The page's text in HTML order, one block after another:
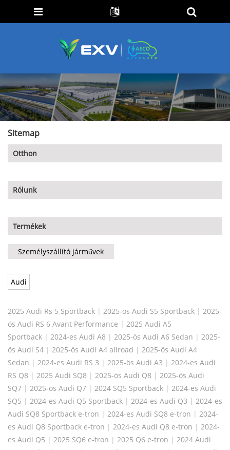
Sitemap
Otthon
Rólunk
Termékek
Személyszállító járművek
Audi
2025 Audi Rs 5 Sportback | 2025-ös Audi S5 Sportback | 2025-
ös Audi RS 6 Avant Performance | 2025 Audi A5
Sportback | 2024-es Audi A8 | 2025-ös Audi A6 Sedan | 2025-
ös Audi S4 | 2025-ös Audi A4 allroad | 2025-ös Audi A4
Sedan | 2024-es Audi RS 3 | 2025-ös Audi A3 | 2024-es Audi
RS Q8 | 2025 Audi SQ8 | 2025-ös Audi Q8 | 2025-ös Audi
SQ7 | 2025-ös Audi Q7 | 2024 SQ5 Sportback | 2024-es Audi
SQ5 | 2024-es Audi Q5 Sportback | 2024-es Audi Q3 | 2024-es
Audi SQ8 Sportback e-tron | 2024-es Audi SQ8 e-tron | 2024-
es Audi Q8 Sportback e-tron | 2024-es Audi Q8 e-tron | 2024-
es Audi Q5 | 2025 SQ6 e-tron | 2025 Q6 e-tron | 2024 Audi